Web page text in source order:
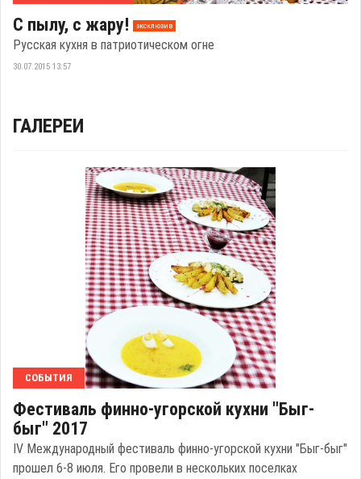
С пылу, с жару! эксклюзив
Русская кухня в патриотическом огне
30.07.2015 13:57
ГАЛЕРЕИ
СОБЫТИЯ
Фестиваль финно-угорской кухни "Быг-
быг" 2017
IV Международный фестиваль финно-угорской кухни "Быг-быг"
прошел 6-8 июля. Его провели в нескольких поселках